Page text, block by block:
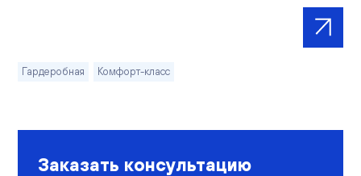
Гардеробная Комфорт-класс
Заказать консультацию